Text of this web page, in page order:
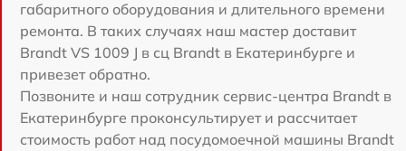
габаритного оборудования и длительного времени
ремонта. В таких случаях наш мастер доставит
Brandt VS 1009 J в сц Brandt в Екатеринбурге и
привезет обратно.
Позвоните и наш сотрудник сервис-центра Brandt в
Екатеринбурге проконсультирует и рассчитает
стоимость работ над посудомоечной машины Brandt